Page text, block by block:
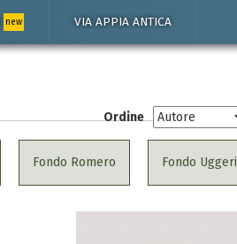
new VIA APPIA ANTICA
Ordine
Fondo Romero Fondo Uggeri